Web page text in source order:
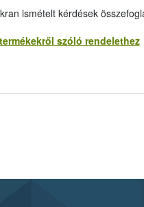
ismételt kérdések
szóló rendelethez